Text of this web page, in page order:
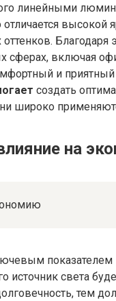
линейными
высокой
Благодаря
сферах, включая
и
создать
широко
на
источник света
тем